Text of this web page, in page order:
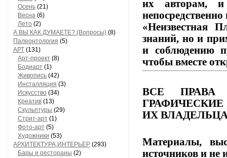
Осень (21)
Весна (6)
Лето (2)
А ВЫ КАК ДУМАЕТЕ? (Вопросы) (8)
Палеонтология (5)
АРТ (131)
Арт-проект (8)
Бодиарт (1)
Живопись (42)
Инсталляция (3)
Искусство (34)
Креатив (13)
Скульптуры (29)
Стрит-арт (1)
Фото-арт (5)
Художники (53)
АРХИТЕКТУРА,ИНТЕРЬЕР (293)
Бары и рестораны (2)
их авторам,и
«Неизвестная
знаний, но и
и соблюдению
чтобы вместе
ВСЕ ПРАВА
ГРАФИЧЕСКИЕ
ИХ
Материалы,
источников и не